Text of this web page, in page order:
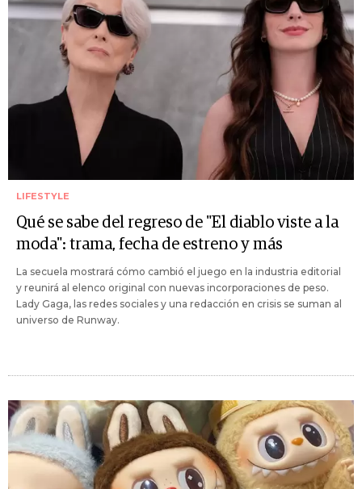
LIFESTYLE
Qué se sabe del regreso de "El diablo viste a la
moda": trama, fecha de estreno y más
La secuela mostrará cómo cambió el juego en la industria editorial
y reunirá al elenco original con nuevas incorporaciones de peso.
Lady Gaga, las redes sociales y una redacción en crisis se suman al
universo de Runway.